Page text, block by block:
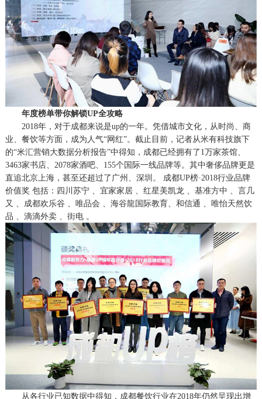
年度榜单带你解锁UP全攻略
2018年，对于成都来说是up的一年。凭借城市文化，从时尚、商
业、餐饮等方面，成为人气“网红”。截止目前，记者从米有科技旗下
的“米汇营销大数据分析报告”中得知，成都已经拥有了1万家茶馆、
3463家书店、2078家酒吧、155个国际一线品牌等。其中奢侈品牌更是
直追北京上海，甚至还超过了广州、深圳。 成都UP榜·2018行业品牌
价值奖 包括： 四川苏宁 宜家家居 红星美凯龙 基准方中
言几
又
成都欢乐谷 唯品会 海谷龍国际教育 和信通
唯怡天然饮
品
滴滴外卖 街电 。
从各行业已知数据中得知，成都餐饮行业在2018年仍然呈现出增